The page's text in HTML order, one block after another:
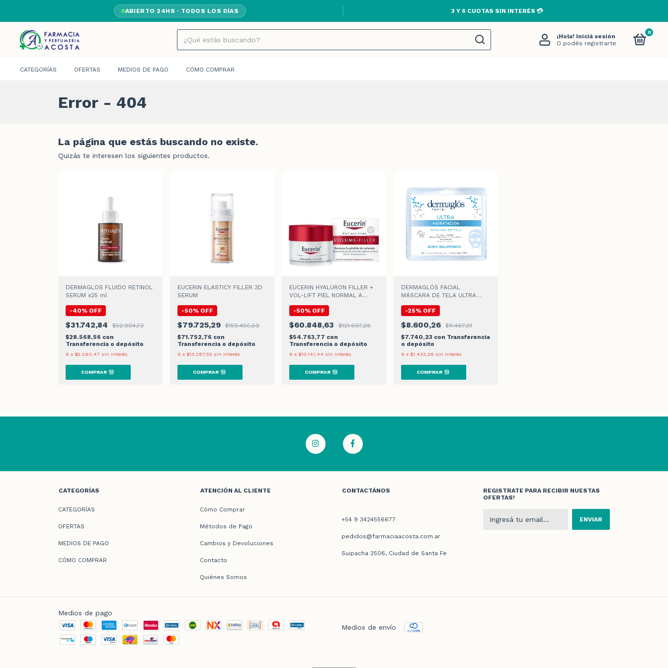
ABIERTO 24HS · TODOS LOS DÍAS 3 Y 6 CUOTAS SIN INTERÉS 💳
¡Hola! Iniciá sesión
O podés registrarte
0
CATEGORÍAS OFERTAS MEDIOS DE PAGO CÓMO COMPRAR
Error - 404
La página que estás buscando no existe.
Quizás te interesen los siguientes productos.
DERMAGLOS FLUIDO RETINOL
SERUM x25 ml
-40% OFF
$31.742,84
$52.904,73
$28.568,56 con
Transferencia o depósito
6 x $5.290,47 sin interés
EUCERIN ELASTICY FILLER 3D
SERUM
-50% OFF
$79.725,29
$159.450,59
$71.752,76 con
Transferencia o depósito
6 x $13.287,55 sin interés
EUCERIN HYALURON FILLER +
VOL-LIFT PIEL NORMAL A
-50% OFF
$60.848,63
$121.697,26
$54.763,77 con
Transferencia o depósito
6 x $10.141,44 sin interés
DERMAGLÓS FACIAL
MÁSCARA DE TELA ULTRA
-25% OFF
$8.600,26
$11.467,01
$7.740,23 con Transferencia
o depósito
6 x $1.433,38 sin interés
CATEGORÍAS
CATEGORÍAS
OFERTAS
MEDIOS DE PAGO
CÓMO COMPRAR
ATENCIÓN AL CLIENTE
Cómo Comprar
Métodos de Pago
Cambios y Devoluciones
Contacto
Quiénes Somos
CONTACTÁNOS
+54 9 3424556677
pedidos@farmaciaacosta.com.ar
Suipacha 2506, Ciudad de Santa Fe
REGISTRATE PARA RECIBIR NUESTAS
OFERTAS!
Medios de pago
Medios de envío